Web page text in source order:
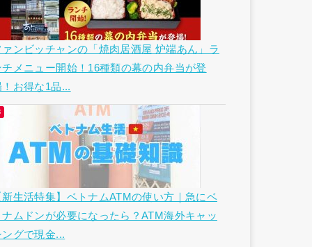
ァンビッチャンの「焼肉居酒屋 炉端あん」ラ
チメニュー開始！16種類の幕の内弁当が登
！お得な1品...
新生活特集】ベトナムATMの使い方｜急にベ
ナムドンが必要になったら？ATM海外キャッ
ングで現金...